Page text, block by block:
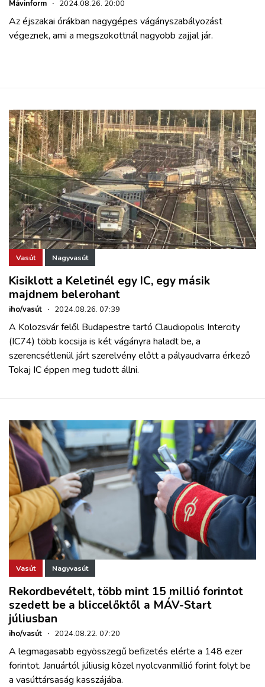
Mávinform · 2024.08.26. 20:00
Az éjszakai órákban nagygépes vágányszabályozást
végeznek, ami a megszokottnál nagyobb zajjal jár.
Vasút Nagyvasút
Kisiklott a Keletinél egy IC, egy másik
majdnem belerohant
iho/vasút · 2024.08.26. 07:39
A Kolozsvár felől Budapestre tartó Claudiopolis Intercity
(IC74) több kocsija is két vágányra haladt be, a
szerencsétlenül járt szerelvény előtt a pályaudvarra érkező
Tokaj IC éppen meg tudott állni.
Vasút Nagyvasút
Rekordbevételt, több mint 15 millió forintot
szedett be a bliccelőktől a MÁV-Start
júliusban
iho/vasút · 2024.08.22. 07:20
A legmagasabb egyösszegű befizetés elérte a 148 ezer
forintot. Januártól júliusig közel nyolcvanmillió forint folyt be
a vasúttársaság kasszájába.